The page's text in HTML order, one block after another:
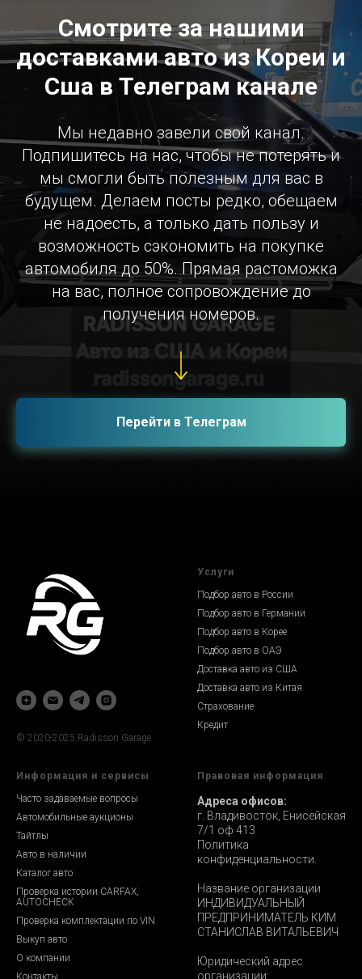
Смотрите за нашими
доставками авто из Кореи и
Сша в Телеграм канале
Мы недавно завели свой канал.
Подпишитесь на нас, чтобы не потерять и
мы смогли быть полезным для вас в
будущем. Делаем посты редко, обещаем
не надоесть, а только дать пользу и
возможность сэкономить на покупке
автомобиля до 50%. Прямая растоможка
на вас, полное сопровождение до
получения номеров.
Перейти в Телеграм
© 2020-2025 Radisson Garage
Услуги
Подбор авто в России
Подбор авто в Германии
Подбор авто в Корее
Подбор авто в ОАЭ
Доставка авто из США
Доставка авто из Китая
Страхование
Кредит
Информация и сервисы
Часто задаваемые вопросы
Автомобильные аукционы
Тайтлы
Авто в наличии
Каталог авто
Проверка истории CARFAX,
AUTOCHECK
Проверка комплектации по VIN
Выкуп авто
О компании
Контакты
Правовая информация
Адреса офисов:
г. Владивосток, Енисейская
7/1 оф 413
Политика
конфиденциальности.
Название организации
ИНДИВИДУАЛЬНЫЙ
ПРЕДПРИНИМАТЕЛЬ КИМ
СТАНИСЛАВ ВИТАЛЬЕВИЧ
Юридический адрес
организации: